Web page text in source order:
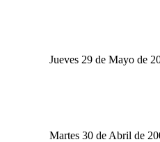
Jueves 29 de Mayo de
Martes 30 de Abril de